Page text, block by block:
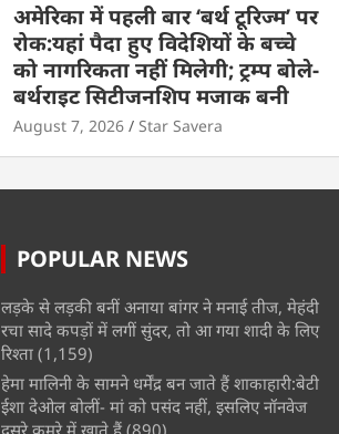
अमेरिका में पहली बार ‘बर्थ टूरिज्म’ पर
रोक:यहां पैदा हुए विदेशियों के बच्चे
को नागरिकता नहीं मिलेगी; ट्रम्प बोले-
बर्थराइट सिटीजनशिप मजाक बनी
August 7, 2026 Star Savera
POPULAR NEWS
लड़के से लड़की बनीं अनाया बांगर ने मनाई तीज, मेहंदी
रचा सादे कपड़ों में लगीं सुंदर, तो आ गया शादी के लिए
रिश्ता (1,159)
हेमा मालिनी के सामने धर्मेंद्र बन जाते हैं शाकाहारी:बेटी
ईशा देओल बोलीं- मां को पसंद नहीं, इसलिए नॉनवेज
दूसरे कमरे में खाते हैं (890)